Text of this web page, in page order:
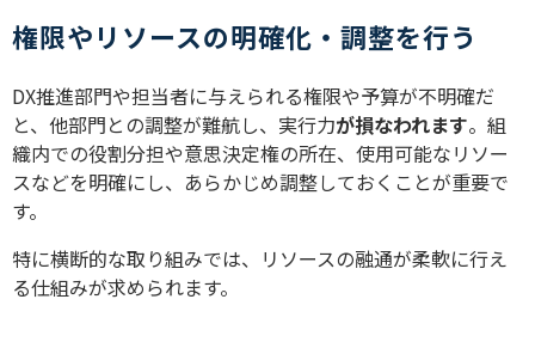
権限やリソースの明確化・調整を行う
DX推進部門や担当者に与えられる権限や予算が不明確だ
と、他部門との調整が難航し、実行力が損なわれます。組
織内での役割分担や意思決定権の所在、使用可能なリソー
スなどを明確にし、あらかじめ調整しておくことが重要で
す。
特に横断的な取り組みでは、リソースの融通が柔軟に行え
る仕組みが求められます。